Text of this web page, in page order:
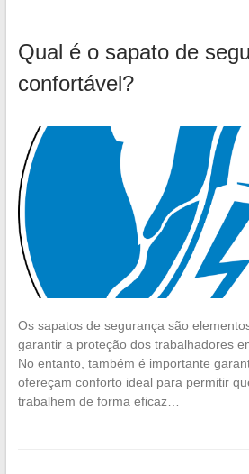
Qual é o sapato de
confortável?
Os sapatos de segurança são
garantir a proteção dos trabalhadores
No entanto, também é importante
ofereçam conforto ideal para permitir
trabalhem de forma eficaz…